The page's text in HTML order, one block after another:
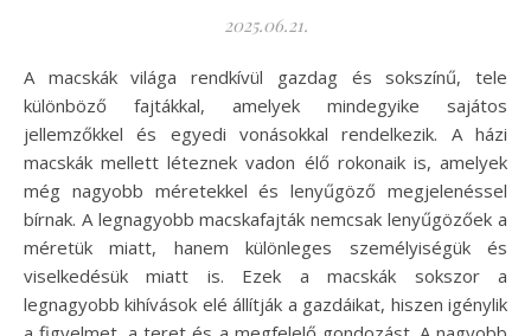
2025.06.21.
A macskák világa rendkívül gazdag és sokszínű, tele
különböző fajtákkal, amelyek mindegyike sajátos
jellemzőkkel és egyedi vonásokkal rendelkezik. A házi
macskák mellett léteznek vadon élő rokonaik is, amelyek
még nagyobb méretekkel és lenyűgöző megjelenéssel
bírnak. A legnagyobb macskafajták nemcsak lenyűgözőek a
méretük miatt, hanem különleges személyiségük és
viselkedésük miatt is. Ezek a macskák sokszor a
legnagyobb kihívások elé állítják a gazdáikat, hiszen igénylik